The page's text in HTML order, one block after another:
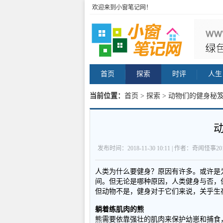
欢迎来到小窗笔记网！
首页 探索 时评 人生
当前位置： 首页 > 探索 > 动物们的健身秘
发布时间：2018-11-30 10:11 | 作者：奇闻怪事
人类为什么要健身？原因有许多。或许
间。但无论是哪种原因，人类健身与否
但动物不是，健身对于它们来说，关乎
躺着练肌肉的熊
熊需要依靠强壮的肌肉来保护幼崽和捕